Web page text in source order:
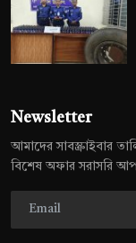
Newsletter
আমাদের সাবস্ক্রাইবার
বিশেষ অফার সরাসরি